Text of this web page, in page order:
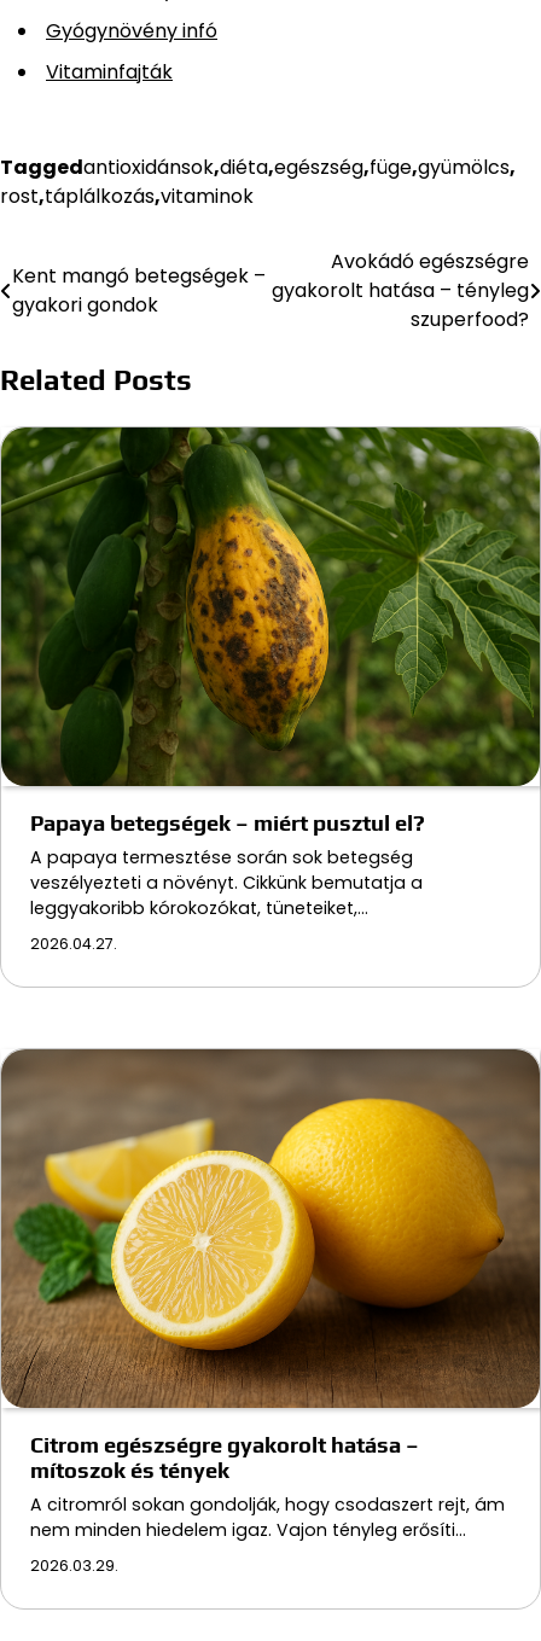
Gyógynövény infó
Vitaminfajták
Taggedantioxidánsok,diéta,egészség,füge,gyümölcs,
rost,táplálkozás,vitaminok
Bejegyzés
navigáció
Kent mangó betegségek –
gyakori gondok
Avokádó egészségre
gyakorolt hatása – tényleg
szuperfood?
Related Posts
Papaya betegségek – miért pusztul el?
A papaya termesztése során sok betegség
veszélyezteti a növényt. Cikkünk bemutatja a
leggyakoribb kórokozókat, tüneteiket,…
2026.04.27.
Citrom egészségre gyakorolt hatása –
mítoszok és tények
A citromról sokan gondolják, hogy csodaszert rejt, ám
nem minden hiedelem igaz. Vajon tényleg erősíti…
2026.03.29.